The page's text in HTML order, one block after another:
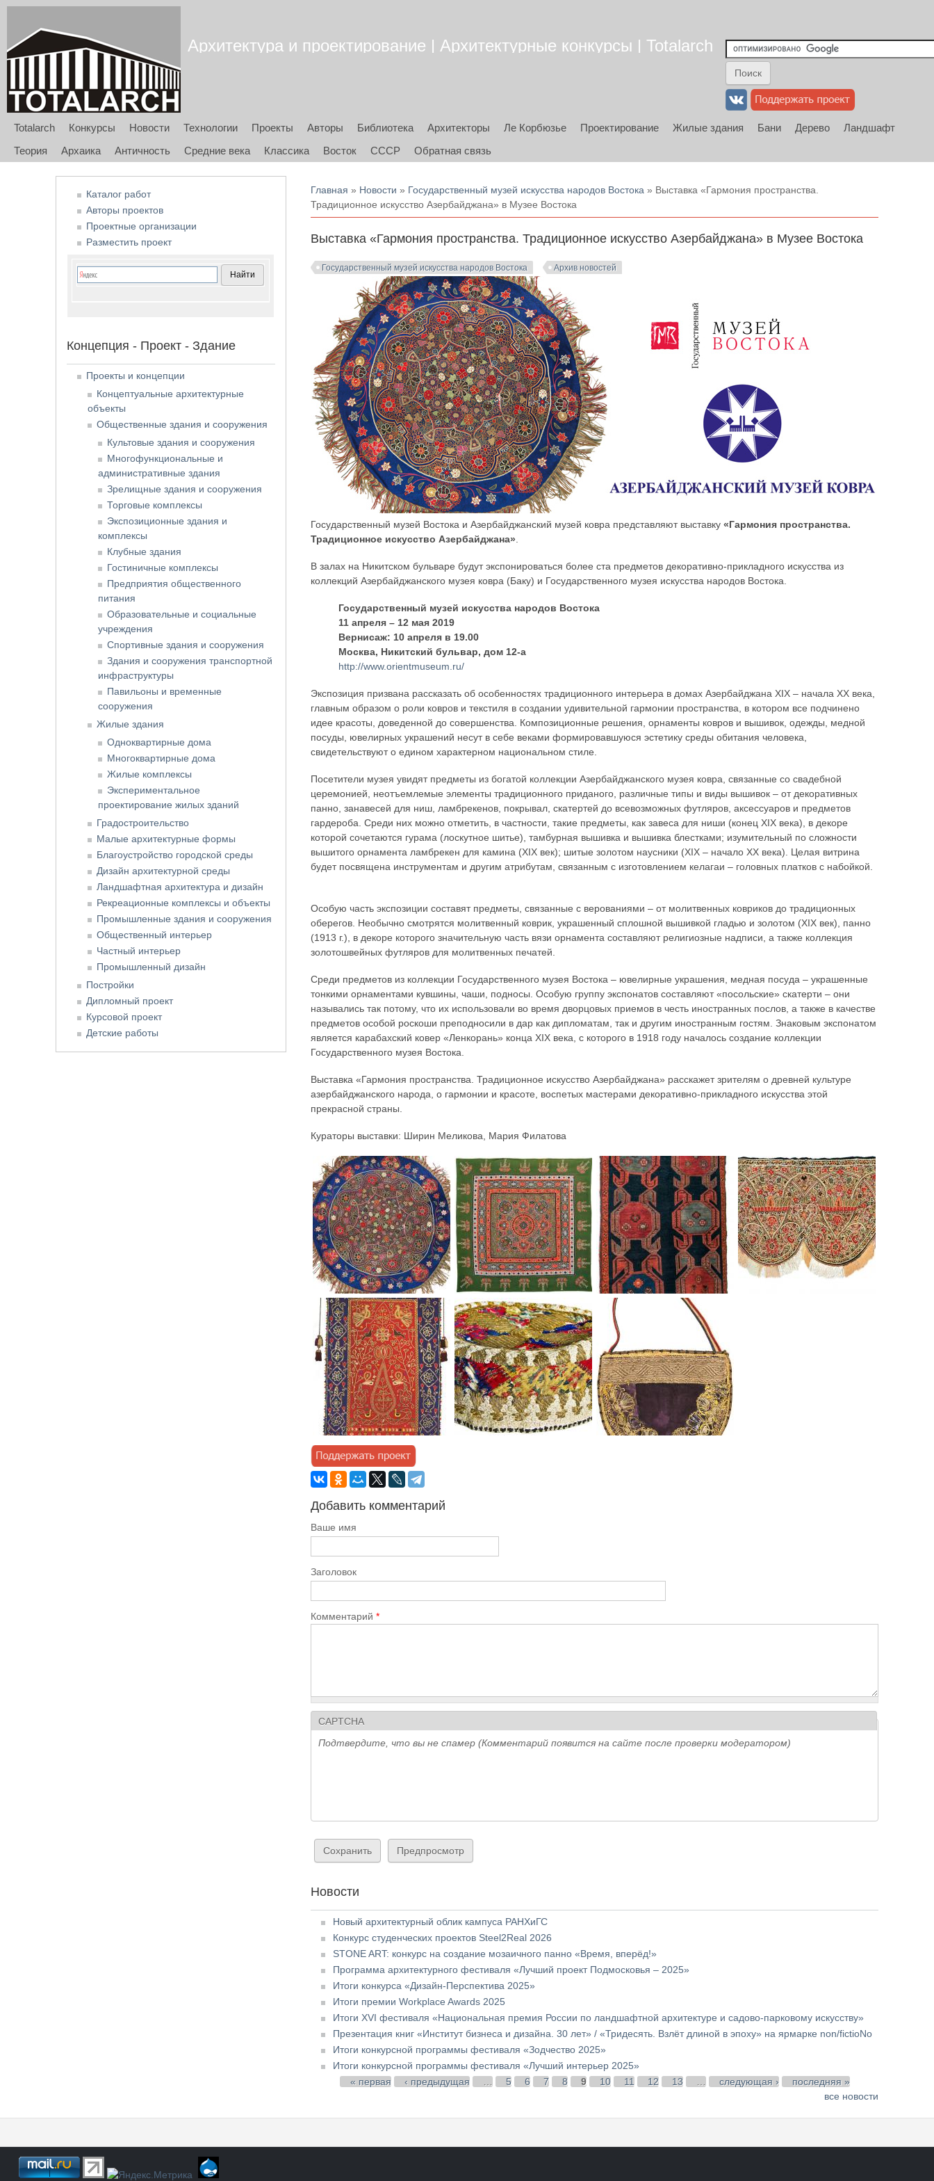
Архитектура и проектирование | Архитектурные конкурсы | Totalarch
Totalarch Конкурсы Новости Технологии Проекты Авторы Библиотека Архитекторы Ле Корбюзье Проектирование Жилые здания Бани Дерево
Ландшафт
Теория
Архаика Античность Средние века Классика Восток СССР Обратная связь
Вы здесь
Главная » Новости » Государственный музей искусства народов Востока » Выставка «Гармония пространства.
Традиционное искусство Азербайджана» в Музее Востока
Выставка «Гармония пространства. Традиционное искусство Азербайджана» в Музее Востока
Государственный музей искусства народов Востока Архив новостей
Государственный музей Востока и Азербайджанский музей ковра представляют выставку«Гармония пространства.
Традиционное искусство Азербайджана»
В залах на Никитском бульваре будут экспонироваться более ста предметов декоративно-прикладного искусства из
коллекций Азербайджанского музея ковра (Баку) и Государственного музея искусства народов Востока.
Государственный музей искусства народов Востока
11 апреля – 12 мая 2019
Вернисаж: 10 апреля в 19.00
Москва, Никитский бульвар, дом 12-а
http://www.orientmuseum.ru/
Экспозиция призвана рассказать об особенностях традиционного интерьера в домах Азербайджана XIX – начала XX века,
главным образом о роли ковров и текстиля в создании удивительной гармонии пространства, в котором все подчинено
идее красоты, доведенной до совершенства. Композиционные решения, орнаменты ковров и вышивок, одежды, медной
посуды, ювелирных украшений несут в себе веками формировавшуюся эстетику среды обитания человека,
свидетельствуют о едином характерном национальном стиле.
Посетители музея увидят предметы из богатой коллекции Азербайджанского музея ковра, связанные со свадебной
церемонией, неотъемлемые элементы традиционного приданого, различные типы и виды вышивок – от декоративных
панно, занавесей для ниш, ламбрекенов, покрывал, скатертей до всевозможных футляров, аксессуаров и предметов
гардероба. Среди них можно отметить, в частности, такие предметы, как завеса для ниши (конец XIX века), в декоре
которой сочетаются гурама (лоскутное шитье), тамбурная вышивка и вышивка блестками; изумительный по сложности
вышитого орнамента ламбрекен для камина (XIX век); шитые золотом наусники (XIX – начало XX века). Целая витрина
будет посвящена инструментам и другим атрибутам, связанным с изготовлением келагаи – головных платков с набойкой.
Особую часть экспозиции составят предметы, связанные с верованиями – от молитвенных ковриков до традиционных
оберегов. Необычно смотрятся молитвенный коврик, украшенный сплошной вышивкой гладью и золотом (XIX век), панно
(1913 г.), в декоре которого значительную часть вязи орнамента составляют религиозные надписи, а также коллекция
золотошвейных футляров для молитвенных печатей.
Среди предметов из коллекции Государственного музея Востока – ювелирные украшения, медная посуда – украшенные
тонкими орнаментами кувшины, чаши, подносы. Особую группу экспонатов составляют «посольские» скатерти – они
назывались так потому, что их использовали во время дворцовых приемов в честь иностранных послов, а также в качестве
предметов особой роскоши преподносили в дар как дипломатам, так и другим иностранным гостям. Знаковым экспонатом
является карабахский ковер «Ленкорань» конца XIX века, с которого в 1918 году началось создание коллекции
Государственного музея Востока.
Выставка «Гармония пространства. Традиционное искусство Азербайджана» расскажет зрителям о древней культуре
азербайджанского народа, о гармонии и красоте, воспетых мастерами декоративно-прикладного искусства этой
прекрасной страны.
Кураторы выставки: Ширин Меликова, Мария Филатова
Добавить комментарий
Ваше имя
Заголовок
Комментарий*
CAPTCHA
Подтвердите, что вы не спамер (Комментарий появится на сайте после проверки модератором)
Новости
Новый архитектурный облик кампуса РАНХиГС
Конкурс студенческих проектов Steel2Real 2026
STONE ART: конкурс на создание мозаичного панно «Время, вперёд!»
Программа архитектурного фестиваля «Лучший проект Подмосковья – 2025»
Итоги конкурса «Дизайн-Перспектива 2025»
Итоги премии Workplace Awards 2025
Итоги XVI фестиваля «Национальная премия России по ландшафтной архитектуре и садово-парковому искусству»
Презентация книг «Институт бизнеса и дизайна. 30 лет» / «Тридесять. Взлёт длиной в эпоху» на ярмарке non/fictioNo
Итоги конкурсной программы фестиваля «Зодчество 2025»
Итоги конкурсной программы фестиваля «Лучший интерьер 2025»
Страницы« первая ‹ предыдущая 5 6 7 8 9 10 11 12 13 следующая ›
последняя »
все новости
Каталог работ
Авторы проектов
Проектные организации
Разместить проект
Концепция - Проект - Здание
Проекты и концепции
Концептуальные архитектурные
объекты
Общественные здания и сооружения
Культовые здания и сооружения
Многофункциональные и
административные здания
Зрелищные здания и сооружения
Торговые комплексы
Экспозиционные здания и
комплексы
Клубные здания
Гостиничные комплексы
Предприятия общественного
питания
Образовательные и социальные
учреждения
Спортивные здания и сооружения
Здания и сооружения транспортной
инфраструктуры
Павильоны и временные
сооружения
Жилые здания
Одноквартирные дома
Многоквартирные дома
Жилые комплексы
Экспериментальное
проектирование жилых зданий
Градостроительство
Малые архитектурные формы
Благоустройство городской среды
Дизайн архитектурной среды
Ландшафтная архитектура и дизайн
Рекреационные комплексы и объекты
Промышленные здания и сооружения
Общественный интерьер
Частный интерьер
Промышленный дизайн
Постройки
Дипломный проект
Курсовой проект
Детские работы